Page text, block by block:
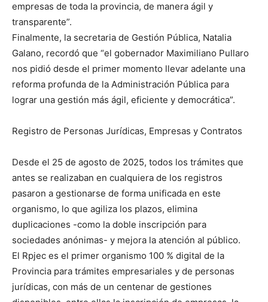
empresas de toda la provincia, de manera ágil y
transparente”.
Finalmente, la secretaria de Gestión Pública, Natalia
Galano, recordó que “el gobernador Maximiliano Pullaro
nos pidió desde el primer momento llevar adelante una
reforma profunda de la Administración Pública para
lograr una gestión más ágil, eficiente y democrática”.
Registro de Personas Jurídicas, Empresas y Contratos
Desde el 25 de agosto de 2025, todos los trámites que
antes se realizaban en cualquiera de los registros
pasaron a gestionarse de forma unificada en este
organismo, lo que agiliza los plazos, elimina
duplicaciones -como la doble inscripción para
sociedades anónimas- y mejora la atención al público.
El Rpjec es el primer organismo 100 % digital de la
Provincia para trámites empresariales y de personas
jurídicas, con más de un centenar de gestiones